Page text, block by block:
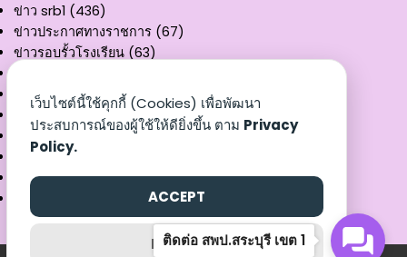
ข่าว srb1 (436)
ข่าวประกาศทางราชการ (67)
ข่าวรอบรั้วโรงเรียน (63)
ผลงานวิชาการ(3)
รายงานงบทดลอง
(32)
สรุปผลการเบิกจ่าย(8)
หนังสือราชการ
เอกสารเผยแพร่(25)
ติดต่อ สพป.สระบุรี เขต 1
เว็บไซต์นี้ใช้คุกกี้ (Cookies) เพื่อพัฒนา
ประสบการณ์ของผู้ใช้ให้ดียิ่งขึ้น ตาม Privacy
Policy.
ACCEPT
REJECT